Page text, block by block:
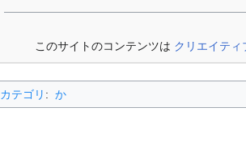
このサイトのコンテンツは クリエイテ
カテゴリ : か